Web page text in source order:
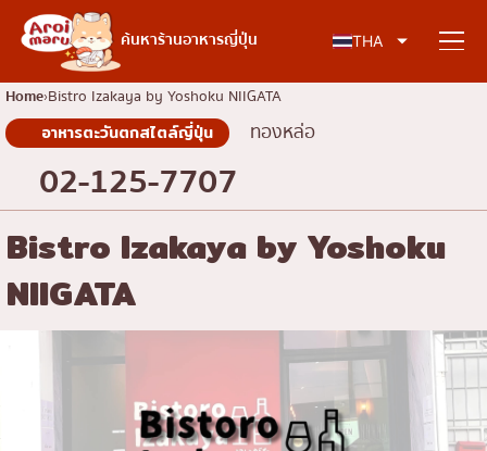
ค้นหาร้านอาหารญี่ปุ่น THA
อาหารญี่ปุ่น
ค้นหาร้านอาหาร
ค้นหาตามประเภทอาหาร
ซูชิ
ราเมง
ปิ้งย่างญี่ปุ่น/ยากินิกุ
ค้นหาตามพื้นที่
ธนบุรีคอลัมน์ความรู้
Home Bistro Izakaya by Yoshoku NIIGATA
อาหารตะวันตกสไตล์ญี่ปุ่น ทองหล่อ
02-125-7707
Bistro Izakaya by Yoshoku
NIIGATA